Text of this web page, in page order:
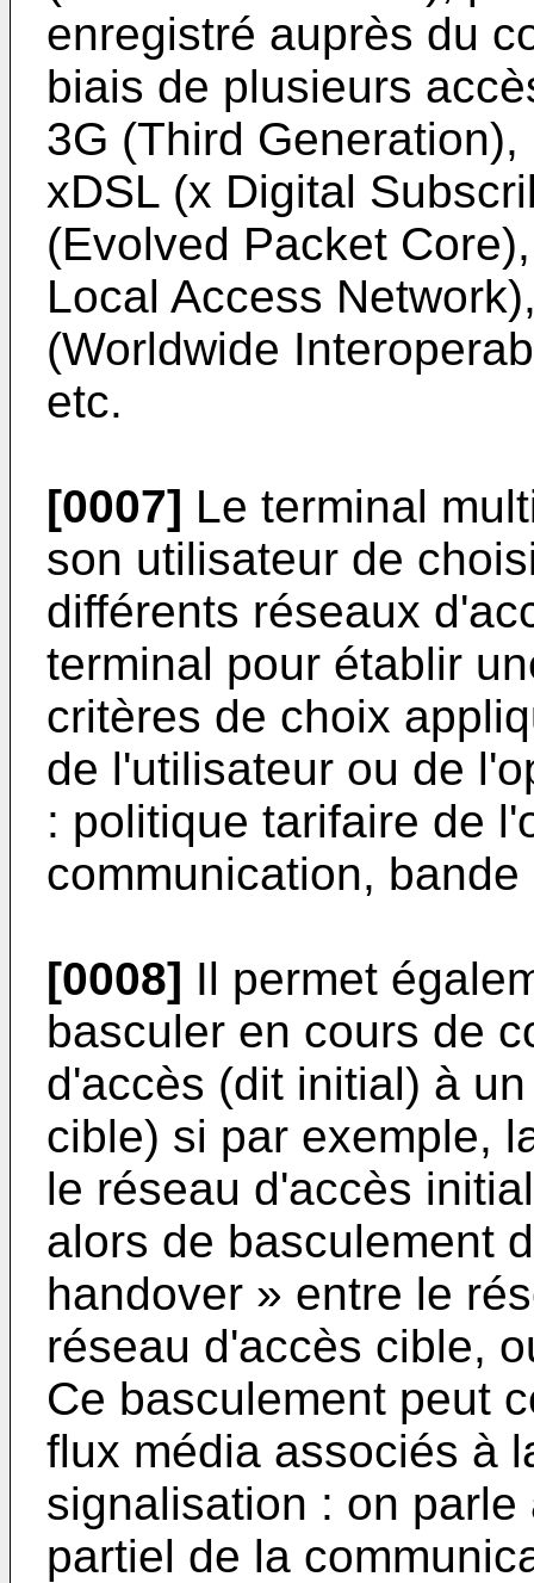
enregistré auprès du
biais de plusieurs
3G (Third
xDSL (x Digital
(Evolved Packet
Local Access
(Worldwide
etc.
[0007] Le terminal
son utilisateur de
différents réseaux
terminal pour établir
critères de choix
de l'utilisateur ou de
: politique tarifaire de
communication,
[0008] Il permet
basculer en cours de
d'accès (dit initial) à
cible) si par exemple,
le réseau d'accès
alors de basculement
handover » entre le
réseau d'accès cible,
Ce basculement peut
flux média associés à
signalisation : on
partiel de la